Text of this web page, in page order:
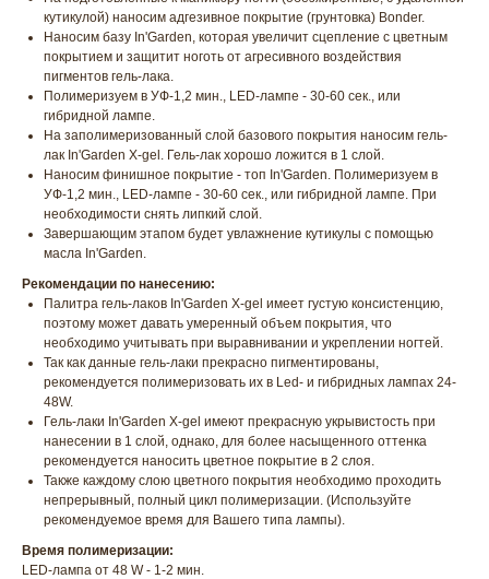
кутикулой) наносим адгезивное покрытие (грунтовка) Bonder.
Наносим базу In'Garden, которая увеличит сцепление с цветным
покрытием и защитит ноготь от агресивного воздействия
пигментов гель-лака.
Полимеризуем в УФ-1,2 мин., LED-лампе - 30-60 сек., или
гибридной лампе.
На заполимеризованный слой базового покрытия наносим гель-
лак In'Garden X-gel. Гель-лак хорошо ложится в 1 слой.
Наносим финишное покрытие - топ In'Garden. Полимеризуем в
УФ-1,2 мин., LED-лампе - 30-60 сек., или гибридной лампе. При
необходимости снять липкий слой.
Завершающим этапом будет увлажнение кутикулы с помощью
масла In'Garden.
Рекомендации по нанесению:
Палитра гель-лаков In'Garden X-gel имеет густую консистенцию,
поэтому может давать умеренный объем покрытия, что
необходимо учитывать при выравнивании и укреплении ногтей.
Так как данные гель-лаки прекрасно пигментированы,
рекомендуется полимеризовать их в Led- и гибридных лампах 24-
48W.
Гель-лаки In'Garden X-gel имеют прекрасную укрывистость при
нанесении в 1 слой, однако, для более насыщенного оттенка
рекомендуется наносить цветное покрытие в 2 слоя.
Также каждому слою цветного покрытия необходимо проходить
непрерывный, полный цикл полимеризации. (Используйте
рекомендуемое время для Вашего типа лампы).
Время полимеризации:
LED-лампа от 48 W - 1-2 мин.